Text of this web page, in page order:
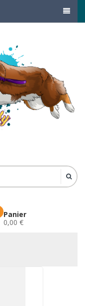
Panier
0,00 €